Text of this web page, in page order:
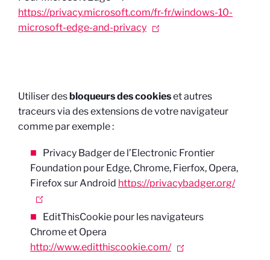
https://privacy.microsoft.com/fr-fr/windows-10-
microsoft-edge-and-privacy
Utiliser des bloqueurs des cookieset autres
traceurs via des extensions de votre navigateur
comme par exemple :
Privacy Badger de l’Electronic Frontier
Foundation pour Edge, Chrome, Fierfox, Opera,
Firefox sur Android https://privacybadger.org/
EditThisCookie pour les navigateurs
Chrome et Opera
http://www.editthiscookie.com/